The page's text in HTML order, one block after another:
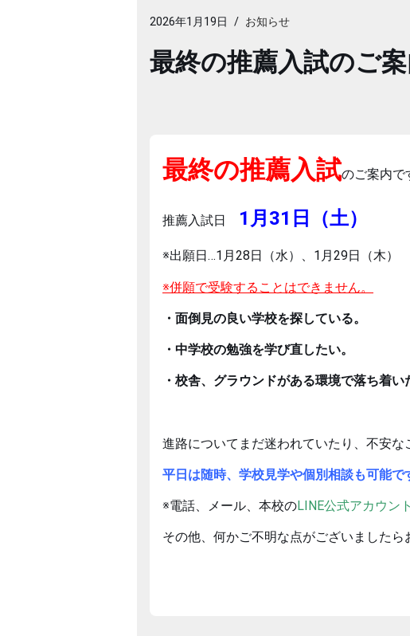
最終の推薦入試のご
2026年1月19日 お知らせ
最終の推薦入試のご案内で
推薦入試日 1月31日（土）
※出願日…1月28日（水）、1月29日（木）
※併願で受験することはできません。
・面倒見の良い学校を探している。
・中学校の勉強を学び直したい。
・校舎、グラウンドがある環境で落ち着
進路についてまだ迷われていたり、不安な
平日は随時、学校見学や個別相談も可能で
※電話、メール、本校のLINE公式アカウント
その他、何かご不明な点がございましたら